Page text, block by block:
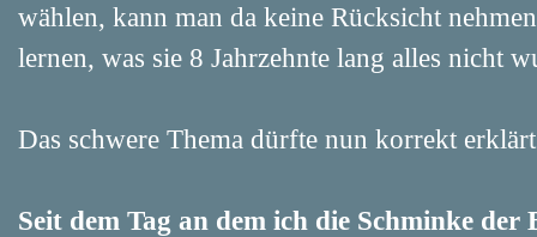
wählen, kann man da keine Rücksicht
lernen, was sie 8 Jahrzehnte lang alles nicht
Das schwere Thema dürfte nun korrekt
Seit dem Tag an dem ich die Schminke